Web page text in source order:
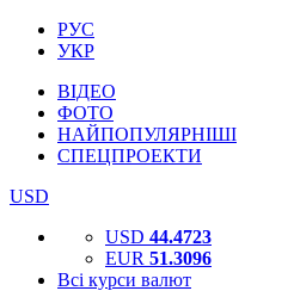
РУС
УКР
ВІДЕО
ФОТО
НАЙПОПУЛЯРНІШІ
СПЕЦПРОЕКТИ
USD
USD 44.4723
EUR 51.3096
Всі курси валют